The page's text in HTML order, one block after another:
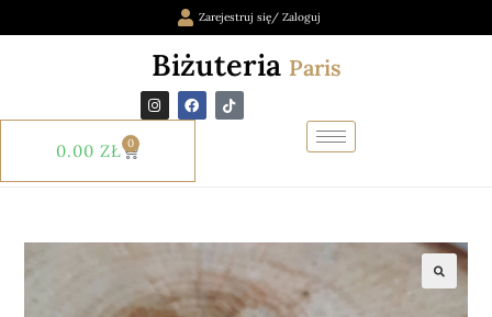
Zarejestruj się/ Zaloguj
Biżuteria Paris
0.00 ZŁ 0